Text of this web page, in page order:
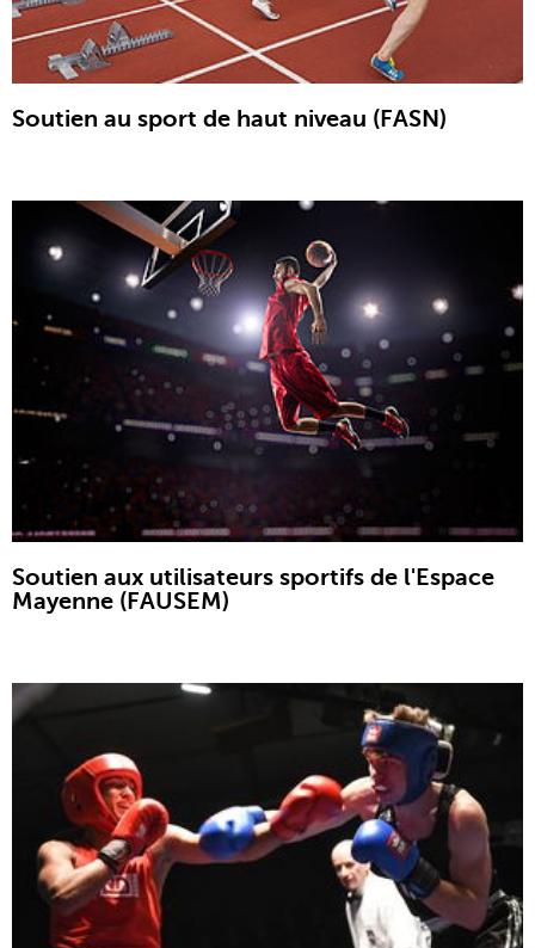
Soutien au sport de haut niveau (FASN)
Soutien aux utilisateurs sportifs de l'Espace
Mayenne (FAUSEM)